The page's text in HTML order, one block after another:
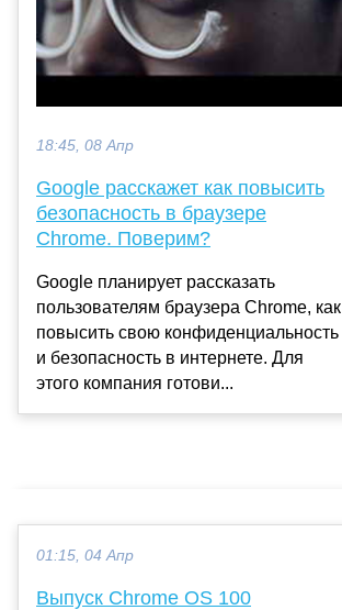
18:45, 08 Апр
Google расскажет как повысить
безопасность в браузере
Chrome. Поверим?
Google планирует рассказать
пользователям браузера Chrome, как
повысить свою конфиденциальность
и безопасность в интернете. Для
этого компания готови...
01:15, 04 Апр
Выпуск Chrome OS 100